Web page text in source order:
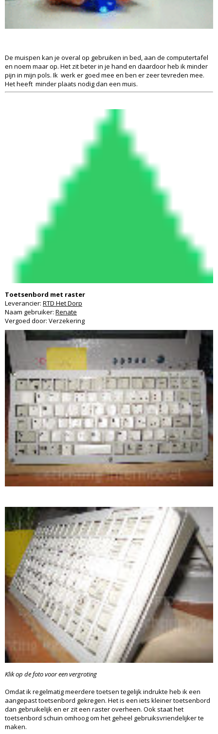
De muispen kan je overal op gebruiken in bed, aan de computertafel
en noem maar op. Het zit beter in je hand en daardoor heb ik minder
pijn in mijn pols. Ik werk er goed mee en ben er zeer tevreden mee.
Het heeft minder plaats nodig dan een muis.
Toetsenbord met raster
Leverancier: RTD Het Dorp
Naam gebruiker: Renate
Vergoed door: Verzekering
Klik op de foto voor een vergroting
Omdat ik regelmatig meerdere toetsen tegelijk indrukte heb ik een
aangepast toetsenbord gekregen. Het is een iets kleiner toetsenbord
dan gebruikelijk en er zit een raster overheen. Ook staat het
toetsenbord schuin omhoog om het geheel gebruiksvriendelijker te
maken.